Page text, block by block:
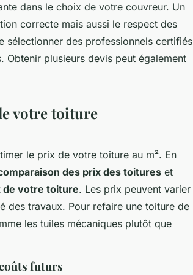
dans le choix de votre couvreur. Un
correcte mais aussi le respect des
sélectionner des professionnels certifiés
Obtenir plusieurs devis peut également
votre toiture
le prix de votre toiture au m². En
des prix des toitures et
de votre toiture. Les prix peuvent varier
des travaux. Pour refaire une toiture de
les tuiles mécaniques plutôt que
futurs